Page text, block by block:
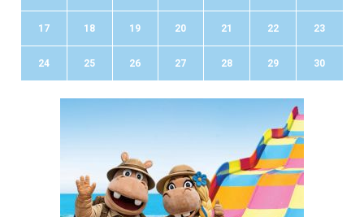
17 18 19 20 21 22 23
24 25 26 27 28 29 30